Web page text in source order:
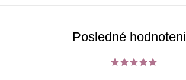
Posledné